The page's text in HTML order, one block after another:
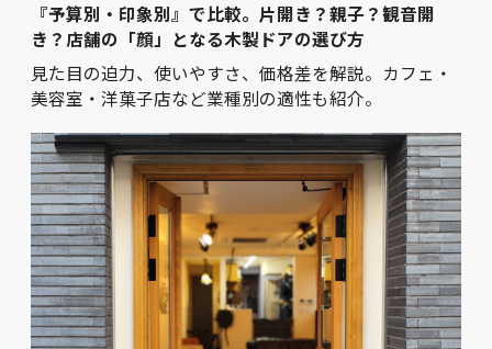
『予算別・印象別』で比較。片開き？親子？観音開
き？店舗の「顔」となる木製ドアの選び方
見た目の迫力、使いやすさ、価格差を解説。カフェ・
美容室・洋菓子店など業種別の適性も紹介。